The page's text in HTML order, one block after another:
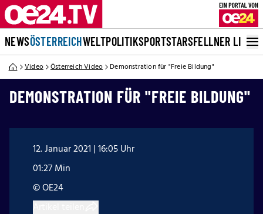
NEWSÖSTERREICHWELTPOLITIKSPORTSTARSFELLNER LIVE
Video Österreich Video Demonstration für "Freie Bildung"
DEMONSTRATION FÜR "FREIE BILDUNG"
12. Januar 2021 | 16:05 Uhr
01:27 Min
© OE24